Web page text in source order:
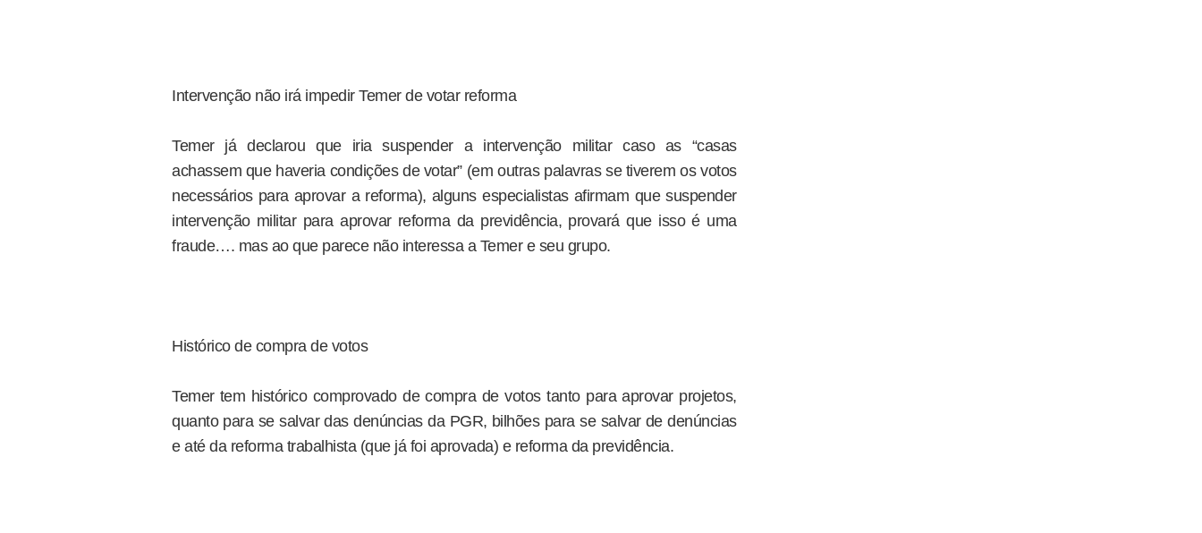
Intervenção não irá impedir Temer de votar reforma
Temer já declarou que iria suspender a intervenção militar caso as “casas
achassem que haveria condições de votar” (em outras palavras se tiverem os votos
necessários para aprovar a reforma), alguns especialistas afirmam que suspender
intervenção militar para aprovar reforma da previdência, provará que isso é uma
fraude…. mas ao que parece não interessa a Temer e seu grupo.
Histórico de compra de votos
Temer tem histórico comprovado de compra de votos tanto para aprovar projetos,
quanto para se salvar das denúncias da PGR, bilhões para se salvar de denúncias
e até da reforma trabalhista (que já foi aprovada) e reforma da previdência.